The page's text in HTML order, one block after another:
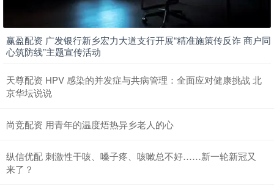
赢盈配资 广发银行新乡宏力大道支行开展“精准施策传反诈 商户同
心筑防线”主题宣传活动
天尊配资 HPV 感染的并发症与共病管理：全面应对健康挑战 北
京华坛说说
尚竞配资 用青年的温度焐热异乡老人的心
纵信优配 刺激性干咳、嗓子疼、咳嗽总不好……新一轮新冠又
来了？